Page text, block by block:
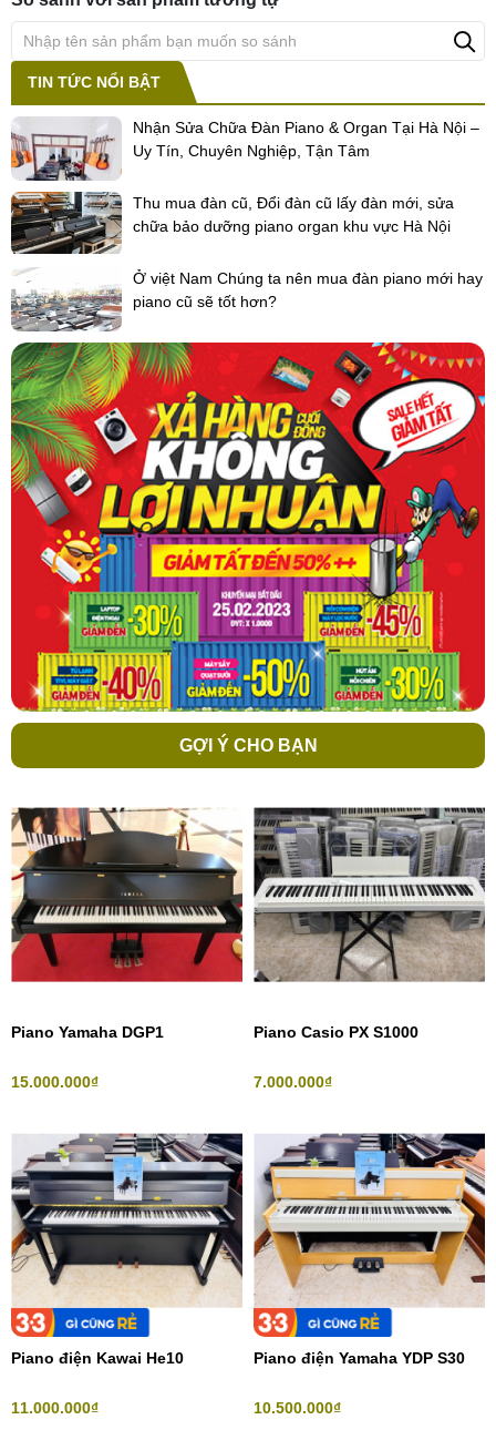
TIN TỨC NỔI BẬT
Nhận Sửa Chữa Đàn Piano & Organ Tại Hà Nội –
Uy Tín, Chuyên Nghiệp, Tận Tâm
Thu mua đàn cũ, Đổi đàn cũ lấy đàn mới, sửa
chữa bảo dưỡng piano organ khu vực Hà Nội
Ở việt Nam Chúng ta nên mua đàn piano mới hay
piano cũ sẽ tốt hơn?
GỢI Ý CHO BẠN
Piano Yamaha DGP1
15.000.000₫
Piano Casio PX S1000
7.000.000₫
Piano điện Kawai He10
11.000.000₫
Piano điện Yamaha YDP S30
10.500.000₫